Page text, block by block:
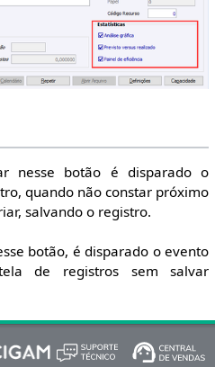
nesse botão é disparado o
quando não constar próximo
salvando o registro.
botão, é disparado o evento
de registros sem salvar